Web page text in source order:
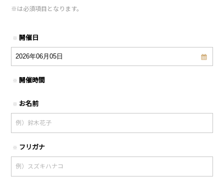
※は必須項目となります。
※ 開催日
※ 開催時間
※ お名前
※ フリガナ